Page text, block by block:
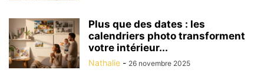
Plus que des dates : les
calendriers photo transforment
votre intérieur...
Nathalie - 26 novembre 2025